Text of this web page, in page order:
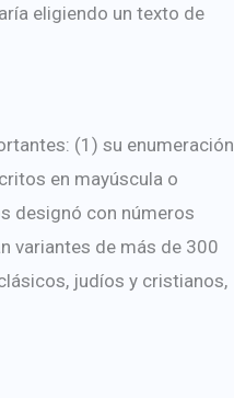
eligiendo un texto de
(1) su enumeración
en mayúscula o
designó con números
variantes de más de 300
judíos y cristianos,